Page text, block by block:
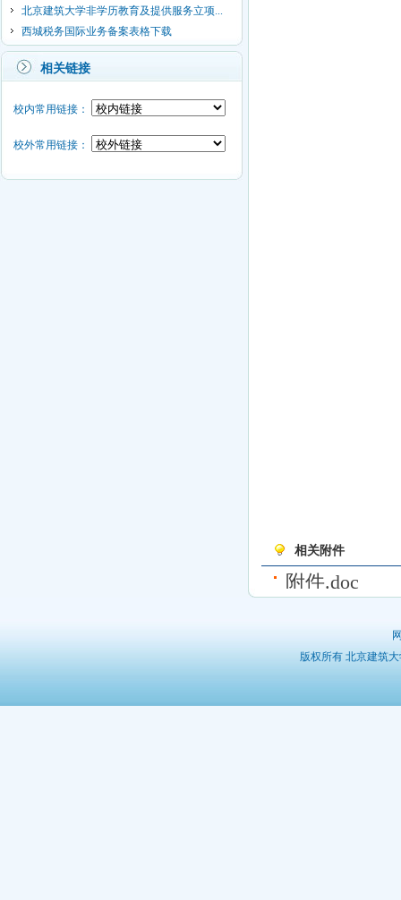
北京建筑大学非学历教育及提供服务立项...
西城税务国际业务备案表格下载
相关链接
校内常用链接：
校外常用链接：
相关附件
附件.doc
版权所有 北京建筑